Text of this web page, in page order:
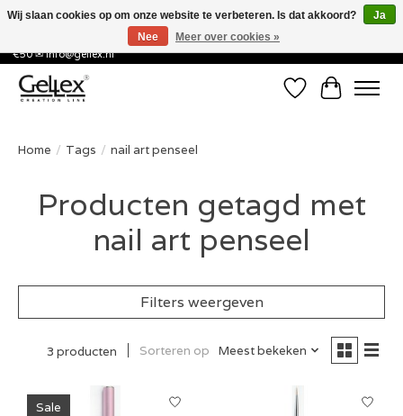
✅ Voor 15:00 besteld, de volgende werkdag in huis! ✅ Gratis verzenden vanaf
€50 ✉info@gellex.nl
Verlanglijst
Home / Tags / nail art penseel
Producten getagd met
nail art penseel
Filters weergeven
3 producten Sorteren op Meest bekeken
Sale
Wij slaan cookies op om onze website te verbeteren. Is dat akkoord?
Ja
Nee
Meer over cookies »